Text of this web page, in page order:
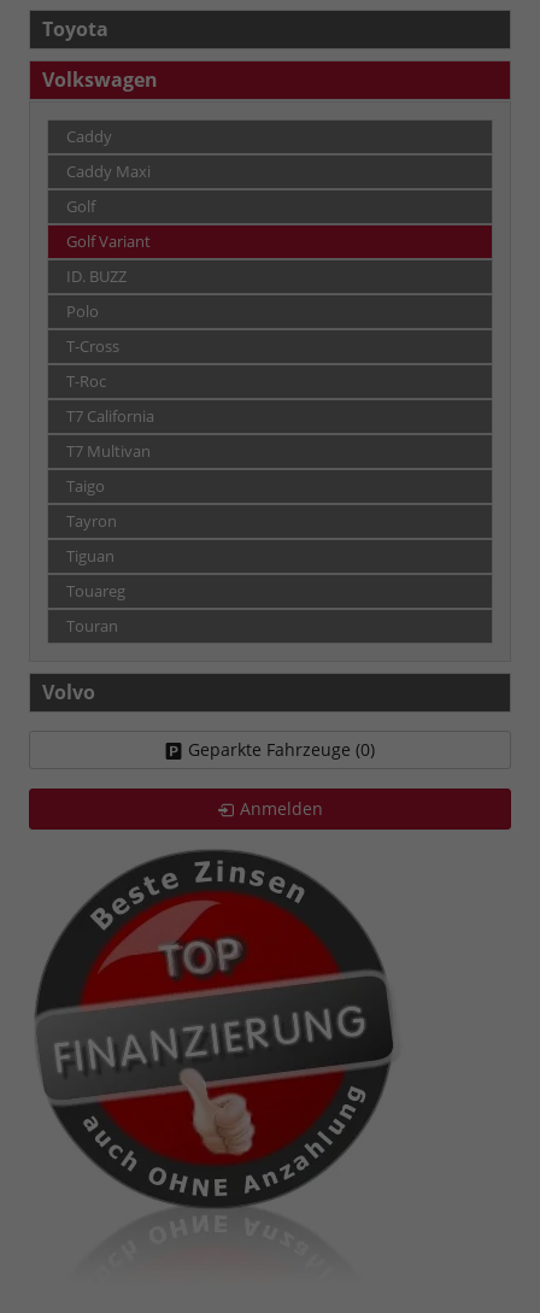
Toyota
Volkswagen
Caddy
Caddy Maxi
Golf
Golf Variant
ID. BUZZ
Polo
T-Cross
T-Roc
T7 California
T7 Multivan
Taigo
Tayron
Tiguan
Touareg
Touran
Volvo
Geparkte Fahrzeuge (0)
Anmelden